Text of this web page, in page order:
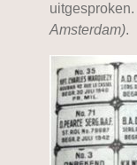
uitgesproken.
Amsterdam).